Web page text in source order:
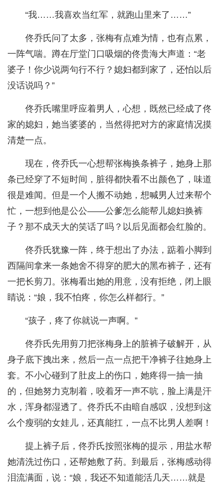
“我……我喜欢当红军，就跑山里来了……”
佟乔氏问了太多，张梅有点难为情，也有点累，
一阵气喘。蹲在厅堂门口吸烟的佟贵海大声道：“老
婆子！你少说两句行不行？媳妇都到家了，还怕以后
没话说吗？”
佟乔氏嘴里呼应着男人，心想，既然已经成了佟
家的媳妇，她当婆婆的，当然得把对方的家庭情况摸
清楚一点。
现在，佟乔氏一心想帮张梅换条裤子，她身上那
条已经穿了不短时间，脏得都快看不出颜色了，味道
很是难闻。但是一个人搬不动她，想喊男人过来帮个
忙，一想到他是公公——公爹怎么能帮儿媳妇换裤
子？那不成天大的笑话了吗？以后见面都会红脸的。
佟乔氏犹豫一阵，终于想出了办法，踮着小脚到
西隔间拿来一条她舍不得穿的肥大的黑布裤子，还有
一把长剪刀。张梅看出她的用意，没有拒绝，闭上眼
睛说：“娘，我不怕疼，你怎么样都行。”
“孩子，疼了你就说一声啊。”
佟乔氏先用剪刀把张梅身上的脏裤子破解开，从
身子底下拽出来，然后一点一点把干净裤子往她身上
套。不小心碰到了肚皮上的伤口，她疼得一抽一抽
的，但她努力克制着，咬着牙一声不吭，脸上满是汗
水，浑身都湿透了。佟乔氏不由暗自感叹，没想到这
么个瘦弱的女娃儿，还真能扛，一点不比男人差啊！
提上裤子后，佟乔氏按照张梅的提示，用盐水帮
她清洗过伤口，还帮她敷了药。到最后，张梅感动得
泪流满面，说：“娘，我还不知道能活几天……就是